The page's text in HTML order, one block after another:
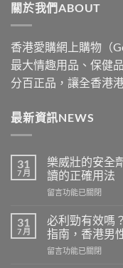
關於我們ABOUT
香港愛購網上購物（
最大情趣用品、保健
分百正品，讓全香港
最新資訊NEWS
31
7 月
樂威壯的安全
讀的正確用法
在
威
壯
的
安
留言功能已關閉
31
7 月
必利勁有效嗎
指南，香港男
在
留言功能已關閉